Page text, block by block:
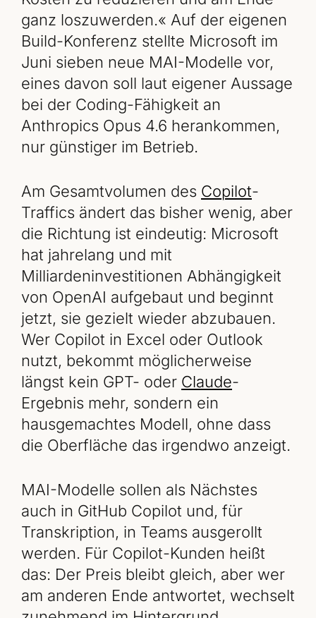
ganz loszuwerden.« Auf der eigenen
Build-Konferenz stellte Microsoft im
Juni sieben neue MAI-Modelle vor,
eines davon soll laut eigener Aussage
bei der Coding-Fähigkeit an
Anthropics Opus 4.6 herankommen,
nur günstiger im Betrieb.
Am Gesamtvolumen des Copilot-
Traffics ändert das bisher wenig, aber
die Richtung ist eindeutig: Microsoft
hat jahrelang und mit
Milliardeninvestitionen Abhängigkeit
von OpenAI aufgebaut und beginnt
jetzt, sie gezielt wieder abzubauen.
Wer Copilot in Excel oder Outlook
nutzt, bekommt möglicherweise
längst kein GPT- oder Claude-
Ergebnis mehr, sondern ein
hausgemachtes Modell, ohne dass
die Oberfläche das irgendwo anzeigt.
MAI-Modelle sollen als Nächstes
auch in GitHub Copilot und, für
Transkription, in Teams ausgerollt
werden. Für Copilot-Kunden heißt
das: Der Preis bleibt gleich, aber wer
am anderen Ende antwortet, wechselt